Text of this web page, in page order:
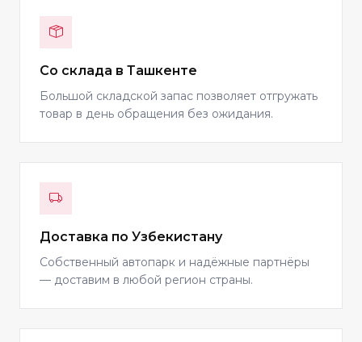
Со склада в Ташкенте
Большой складской запас позволяет отгружать
товар в день обращения без ожидания.
Доставка по Узбекистану
Собственный автопарк и надёжные партнёры
— доставим в любой регион страны.